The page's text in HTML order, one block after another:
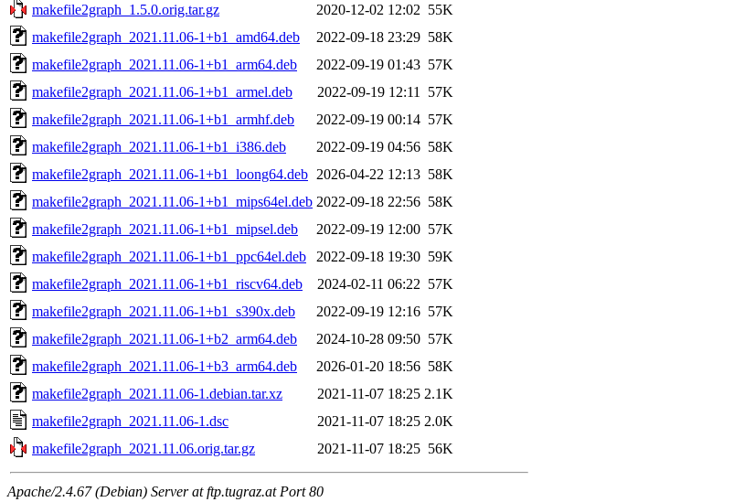
makefile2graph_1.5.0.orig.tar.gz
2020-12-02 12:02 55K
makefile2graph_2021.11.06-1+b1_amd64.deb
2022-09-18 23:29 58K
makefile2graph_2021.11.06-1+b1_arm64.deb
2022-09-19 01:43 57K
makefile2graph_2021.11.06-1+b1_armel.deb
2022-09-19 12:11
57K
makefile2graph_2021.11.06-1+b1_armhf.deb
2022-09-19 00:14 57K
makefile2graph_2021.11.06-1+b1_i386.deb
2022-09-19 04:56 58K
makefile2graph_2021.11.06-1+b1_loong64.deb 2026-04-22 12:13 58K
makefile2graph_2021.11.06-1+b1_mips64el.deb 2022-09-18 22:56 58K
makefile2graph_2021.11.06-1+b1_mipsel.deb
2022-09-19 12:00 57K
makefile2graph_2021.11.06-1+b1_ppc64el.deb
2022-09-18 19:30 59K
makefile2graph_2021.11.06-1+b1_riscv64.deb
2024-02-11 06:22 57K
makefile2graph_2021.11.06-1+b1_s390x.deb
2022-09-19 12:16 57K
makefile2graph_2021.11.06-1+b2_arm64.deb
2024-10-28 09:50 57K
makefile2graph_2021.11.06-1+b3_arm64.deb
2026-01-20 18:56 58K
makefile2graph_2021.11.06-1.debian.tar.xz
2021-11-07 18:25 2.1K
makefile2graph_2021.11.06-1.dsc
2021-11-07 18:25 2.0K
makefile2graph_2021.11.06.orig.tar.gz
2021-11-07 18:25 56K
Apache/2.4.67 (Debian) Server at ftp.tugraz.at Port 80